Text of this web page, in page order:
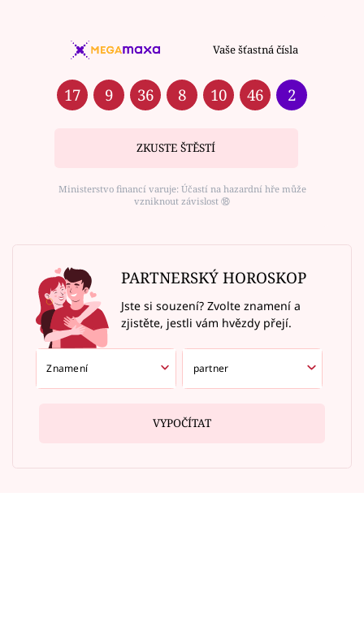
Vaše šťastná čísla
17 9 36 8 10 46 2
ZKUSTE ŠTĚSTÍ
Ministerstvo financí varuje: Účastí na hazardní hře může
vzniknout závislost ⑱
PARTNERSKÝ HOROSKOP
Jste si souzení? Zvolte znamení a
zjistěte, jestli vám hvězdy přejí.
VYPOČÍTAT